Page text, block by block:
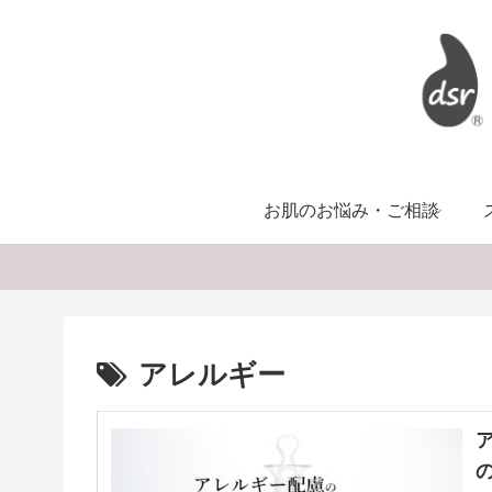
お肌のお悩み・ご相談
アレルギー